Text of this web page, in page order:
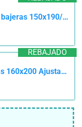
Burrito Blanco | Sábanas bajeras 150x190/200 cm | Cama de 150 cm(+ Medidas Disponibles) | Tejido de...
REBAJADO
RUIKASI Sabanas Bajeras 160x200 Ajustables - Sábana Bajera 160x200cm Microfibra, Sabana Bajera Cama...